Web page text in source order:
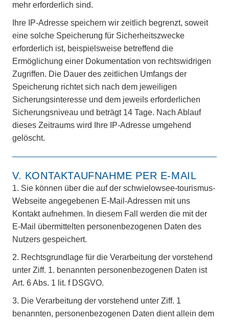
mehr erforderlich sind.
Ihre IP-Adresse speichern wir zeitlich begrenzt, soweit
eine solche Speicherung für Sicherheitszwecke
erforderlich ist, beispielsweise betreffend die
Ermöglichung einer Dokumentation von rechtswidrigen
Zugriffen. Die Dauer des zeitlichen Umfangs der
Speicherung richtet sich nach dem jeweiligen
Sicherungsinteresse und dem jeweils erforderlichen
Sicherungsniveau und beträgt 14 Tage. Nach Ablauf
dieses Zeitraums wird Ihre IP-Adresse umgehend
gelöscht.
V. KONTAKTAUFNAHME PER E-MAIL
1. Sie können über die auf der schwielowsee-tourismus-
Webseite angegebenen E-Mail-Adressen mit uns
Kontakt aufnehmen. In diesem Fall werden die mit der
E-Mail übermittelten personenbezogenen Daten des
Nutzers gespeichert.
2. Rechtsgrundlage für die Verarbeitung der vorstehend
unter Ziff. 1. benannten personenbezogenen Daten ist
Art. 6 Abs. 1 lit. f DSGVO.
3. Die Verarbeitung der vorstehend unter Ziff. 1
benannten, personenbezogenen Daten dient allein dem